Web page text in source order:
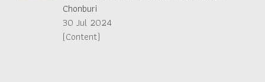
Chonburi
30 Jul 2024
(Content)